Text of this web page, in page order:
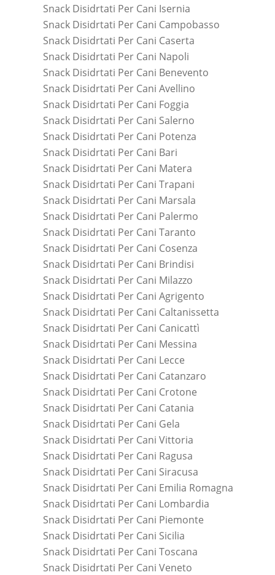
Snack Disidrtati Per Cani Isernia
Snack Disidrtati Per Cani Campobasso
Snack Disidrtati Per Cani Caserta
Snack Disidrtati Per Cani Napoli
Snack Disidrtati Per Cani Benevento
Snack Disidrtati Per Cani Avellino
Snack Disidrtati Per Cani Foggia
Snack Disidrtati Per Cani Salerno
Snack Disidrtati Per Cani Potenza
Snack Disidrtati Per Cani Bari
Snack Disidrtati Per Cani Matera
Snack Disidrtati Per Cani Trapani
Snack Disidrtati Per Cani Marsala
Snack Disidrtati Per Cani Palermo
Snack Disidrtati Per Cani Taranto
Snack Disidrtati Per Cani Cosenza
Snack Disidrtati Per Cani Brindisi
Snack Disidrtati Per Cani Milazzo
Snack Disidrtati Per Cani Agrigento
Snack Disidrtati Per Cani Caltanissetta
Snack Disidrtati Per Cani Canicattì
Snack Disidrtati Per Cani Messina
Snack Disidrtati Per Cani Lecce
Snack Disidrtati Per Cani Catanzaro
Snack Disidrtati Per Cani Crotone
Snack Disidrtati Per Cani Catania
Snack Disidrtati Per Cani Gela
Snack Disidrtati Per Cani Vittoria
Snack Disidrtati Per Cani Ragusa
Snack Disidrtati Per Cani Siracusa
Snack Disidrtati Per Cani Emilia Romagna
Snack Disidrtati Per Cani Lombardia
Snack Disidrtati Per Cani Piemonte
Snack Disidrtati Per Cani Sicilia
Snack Disidrtati Per Cani Toscana
Snack Disidrtati Per Cani Veneto